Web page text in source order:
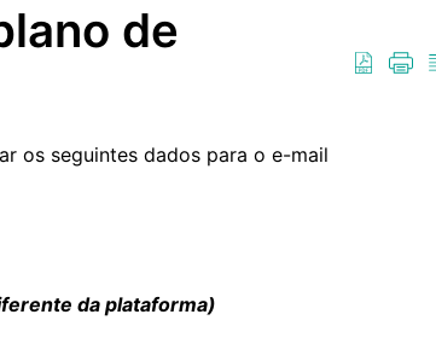
de
os seguintes dados para o e-mail
da plataforma)